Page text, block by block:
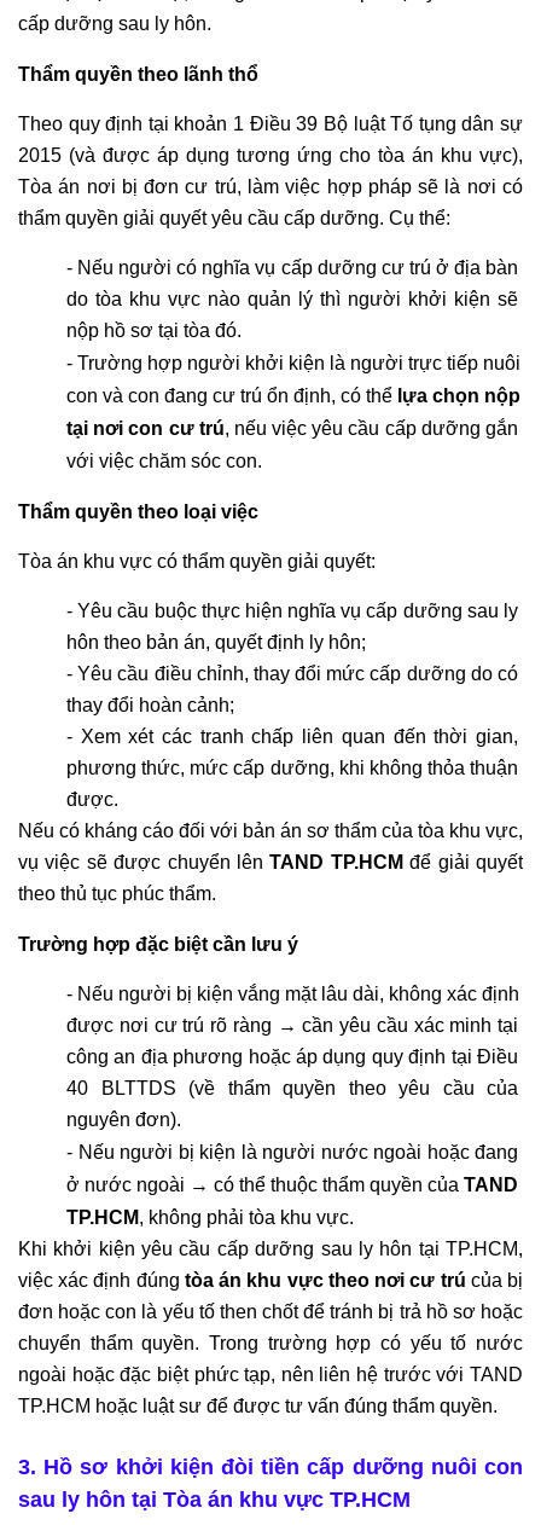
cấp dưỡng sau ly hôn.
Thẩm quyền theo lãnh thổ
Theo quy định tại khoản 1 Điều 39 Bộ luật Tố tụng dân sự
2015 (và được áp dụng tương ứng cho tòa án khu vực),
Tòa án nơi bị đơn cư trú, làm việc hợp pháp sẽ là nơi có
thẩm quyền giải quyết yêu cầu cấp dưỡng. Cụ thể:
- Nếu người có nghĩa vụ cấp dưỡng cư trú ở địa bàn
do tòa khu vực nào quản lý thì người khởi kiện sẽ
nộp hồ sơ tại tòa đó.
- Trường hợp người khởi kiện là người trực tiếp nuôi
con và con đang cư trú ổn định, có thể lựa chọn nộp
tại nơi con cư trú, nếu việc yêu cầu cấp dưỡng gắn
với việc chăm sóc con.
Thẩm quyền theo loại việc
Tòa án khu vực có thẩm quyền giải quyết:
- Yêu cầu buộc thực hiện nghĩa vụ cấp dưỡng sau ly
hôn theo bản án, quyết định ly hôn;
- Yêu cầu điều chỉnh, thay đổi mức cấp dưỡng do có
thay đổi hoàn cảnh;
- Xem xét các tranh chấp liên quan đến thời gian,
phương thức, mức cấp dưỡng, khi không thỏa thuận
được.
Nếu có kháng cáo đối với bản án sơ thẩm của tòa khu vực,
vụ việc sẽ được chuyển lên TAND TP.HCM để giải quyết
theo thủ tục phúc thẩm.
Trường hợp đặc biệt cần lưu ý
- Nếu người bị kiện vắng mặt lâu dài, không xác định
được nơi cư trú rõ ràng → cần yêu cầu xác minh tại
công an địa phương hoặc áp dụng quy định tại Điều
40 BLTTDS (về thẩm quyền theo yêu cầu của
nguyên đơn).
- Nếu người bị kiện là người nước ngoài hoặc đang
ở nước ngoài → có thể thuộc thẩm quyền của TAND
TP.HCM, không phải tòa khu vực.
Khi khởi kiện yêu cầu cấp dưỡng sau ly hôn tại TP.HCM,
việc xác định đúng tòa án khu vực theo nơi cư trú của bị
đơn hoặc con là yếu tố then chốt để tránh bị trả hồ sơ hoặc
chuyển thẩm quyền. Trong trường hợp có yếu tố nước
ngoài hoặc đặc biệt phức tạp, nên liên hệ trước với TAND
TP.HCM hoặc luật sư để được tư vấn đúng thẩm quyền.
3. Hồ sơ khởi kiện đòi tiền cấp dưỡng nuôi con
sau ly hôn tại Tòa án khu vực TP.HCM